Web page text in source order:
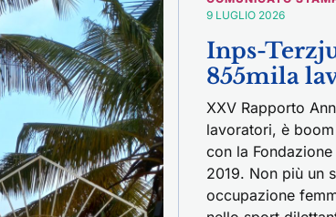
9 LUGLIO 2026
Inps-
855mila
XXV Rapporto
lavoratori, è
con la
2019. Non più un
occupazione